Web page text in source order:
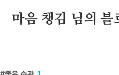
마음 챙김 님의 블